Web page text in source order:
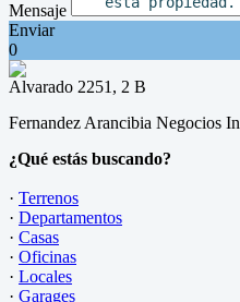
Mensaje
Enviar
0
Alvarado 2251, 2 B
Fernandez Arancibia Negocios
¿Qué estás buscando?
· Terrenos
· Departamentos
· Casas
· Oficinas
· Locales
· Garages